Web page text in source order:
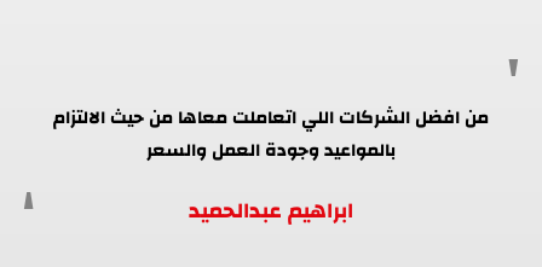
من افضل الشركات اللي اتعاملت معاها من حيث الالتزام
بالمواعيد وجودة العمل والسعر
ابراهيم عبدالحميد